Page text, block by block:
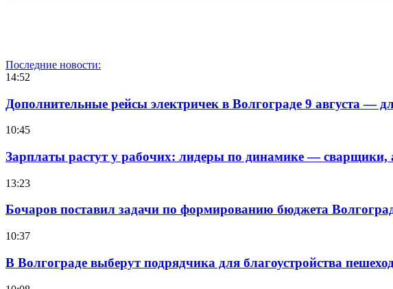
Последние новости:
14:52
Дополнительные рейсы электричек в Волгограде 9 августа —
10:45
Зарплаты растут у рабочих: лидеры по динамике — сварщики,
13:23
Бочаров поставил задачи по формированию бюджета
10:37
В Волгограде выберут подрядчика для благоустройства